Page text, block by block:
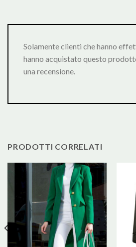
Solamente clienti che hanno
hanno acquistato questo
una recensione.
PRODOTTI CORRELATI